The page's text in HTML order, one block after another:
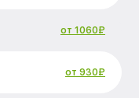
от 1060₽
от 930₽